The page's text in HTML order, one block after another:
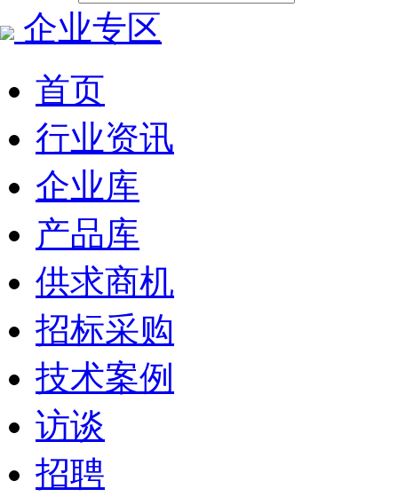
企业专区
首页
行业资讯
企业库
产品库
供求商机
招标采购
技术案例
访谈
招聘